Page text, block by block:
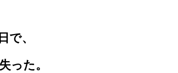
で、
った。